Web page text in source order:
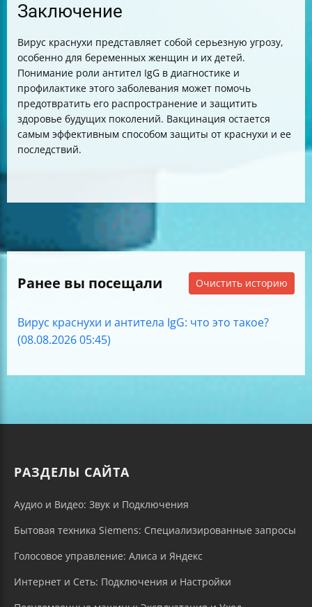
Заключение
Вирус краснухи представляет собой серьезную угрозу,
особенно для беременных женщин и их детей.
Понимание роли антител IgG в диагностике и
профилактике этого заболевания может помочь
предотвратить его распространение и защитить
здоровье будущих поколений. Вакцинация остается
самым эффективным способом защиты от краснухи и ее
последствий.
Ранее вы посещали Очистить историю
Вирус краснухи и антитела IgG: что это такое?
(08.08.2026 05:45)
РАЗДЕЛЫ САЙТА
Аудио и Видео: Звук и Подключения
Бытовая техника Siemens: Специализированные запросы
Голосовое управление: Алиса и Яндекс
Интернет и Сеть: Подключения и Настройки